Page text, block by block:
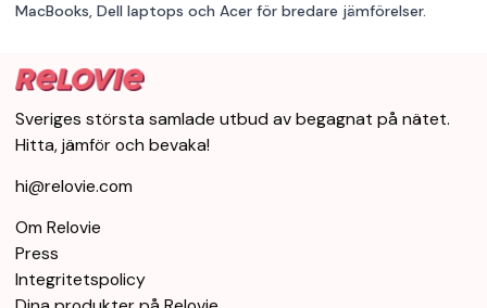
MacBooks Dell laptops och Acer för bredare jämförelser.
Sveriges största samlade utbud av begagnat på nätet.
Hitta, jämför och bevaka!
hi@relovie.com
Om Relovie
Press
Integritetspolicy